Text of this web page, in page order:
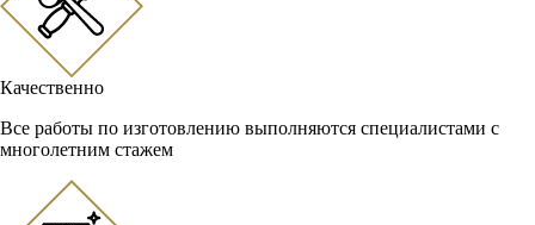
Качественно
Все работы по изготовлению выполняются специалистами с
многолетним стажем